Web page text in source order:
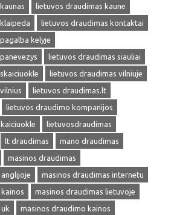
lietuvos draudimas kaune
lietuvos draudimas kontaktai
kelyje
lietuvos draudimas siauliai
lietuvos draudimas vilniuje
lietuvos draudimas.lt
lietuvos draudimo kompanijos
lietuvosdraudimas
lt draudimas
mano draudimas
masinos draudimas
masinos draudimas internetu
masinos draudimas lietuvoje
masinos draudimo kainos